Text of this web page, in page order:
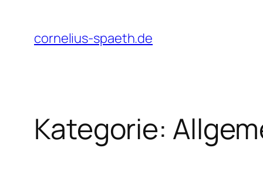
Inhalt
springen
cornelius-spaeth.de
Kategorie: